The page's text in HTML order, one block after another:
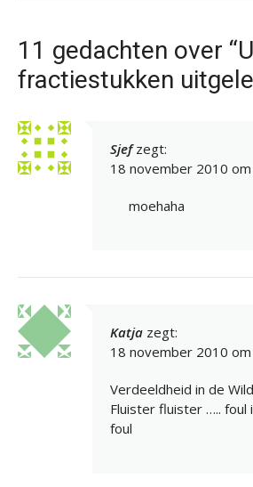
11 gedachten over
fractiestukken
Sjef zegt:
18 november 2010
moehaha
Katja zegt:
18 november 2010
Verdeeldheid in de
Fluister fluister ….. foul
foul